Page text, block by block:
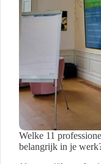
Welke 11
belangrijk in je